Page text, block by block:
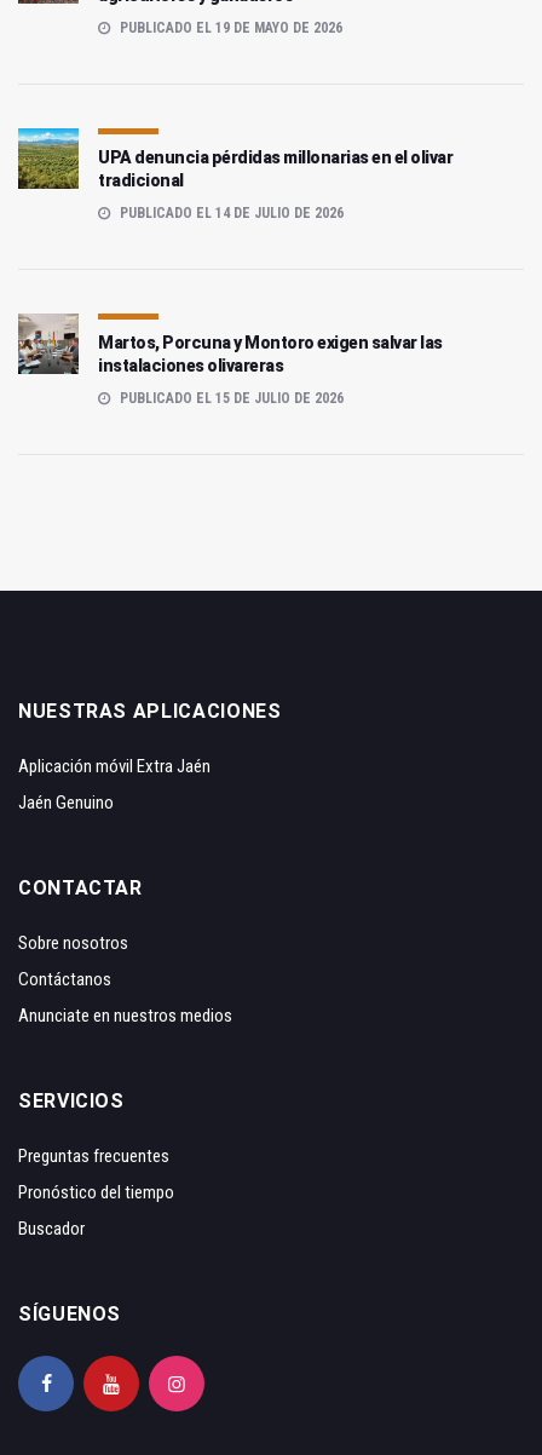
PUBLICADO EL 19 DE MAYO DE 2026
UPA denuncia pérdidas millonarias en el olivar
tradicional
PUBLICADO EL 14 DE JULIO DE 2026
Martos, Porcuna y Montoro exigen salvar las
instalaciones olivareras
PUBLICADO EL 15 DE JULIO DE 2026
NUESTRAS APLICACIONES
Aplicación móvil Extra Jaén
Jaén Genuino
CONTACTAR
Sobre nosotros
Contáctanos
Anunciate en nuestros medios
SERVICIOS
Preguntas frecuentes
Pronóstico del tiempo
Buscador
SÍGUENOS